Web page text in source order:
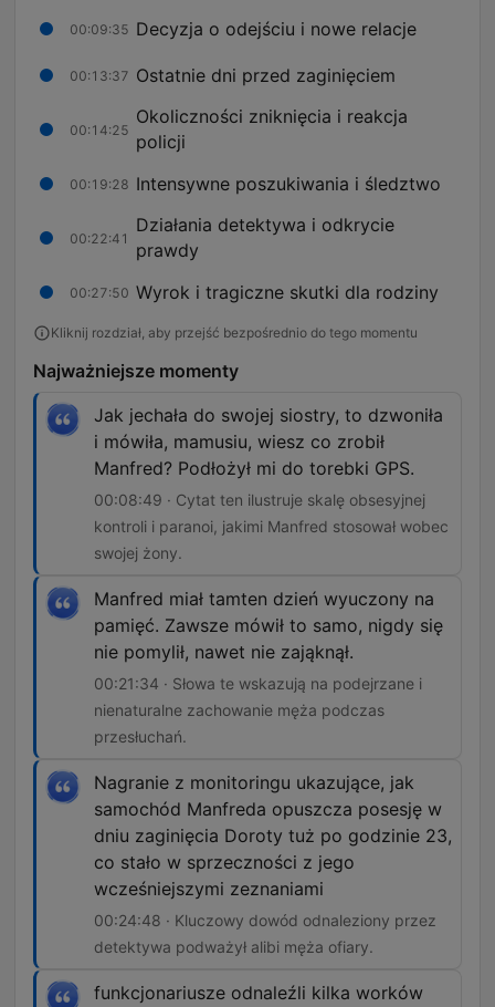
00:09:35 Decyzja o odejściu i nowe relacje
00:13:37 Ostatnie dni przed zaginięciem
00:14:25
Okoliczności zniknięcia i reakcja
policji
00:19:28 Intensywne poszukiwania i śledztwo
00:22:41
Działania detektywa i odkrycie
prawdy
00:27:50 Wyrok i tragiczne skutki dla rodziny
Kliknij rozdział, aby przejść bezpośrednio do tego momentu
Najważniejsze momenty
Jak jechała do swojej siostry, to dzwoniła
i mówiła, mamusiu, wiesz co zrobił
Manfred? Podłożył mi do torebki GPS.
00:08:49 · Cytat ten ilustruje skalę obsesyjnej
kontroli i paranoi, jakimi Manfred stosował wobec
swojej żony.
Manfred miał tamten dzień wyuczony na
pamięć. Zawsze mówił to samo, nigdy się
nie pomylił, nawet nie zająknął.
00:21:34 · Słowa te wskazują na podejrzane i
nienaturalne zachowanie męża podczas
przesłuchań.
Nagranie z monitoringu ukazujące, jak
samochód Manfreda opuszcza posesję w
dniu zaginięcia Doroty tuż po godzinie 23,
co stało w sprzeczności z jego
wcześniejszymi zeznaniami
00:24:48 · Kluczowy dowód odnaleziony przez
detektywa podważył alibi męża ofiary.
funkcjonariusze odnaleźli kilka worków